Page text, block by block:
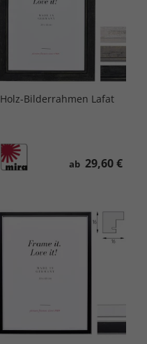
Holz-Bilderrahmen Lafat
ab 29,60 €